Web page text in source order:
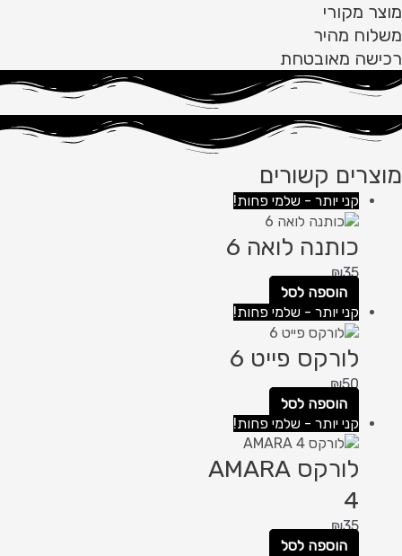
מוצר מקורי
משלוח מהיר
רכישה מאובטחת
מוצרים קשורים
קני יותר - שלמי פחות!
כותנה לואה 6
₪35
הוספה לסל
קני יותר - שלמי פחות!
לורקס פייט 6
₪50
הוספה לסל
קני יותר - שלמי פחות!
לורקס AMARA
4
₪35
הוספה לסל